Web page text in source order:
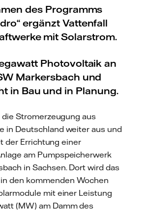
des Programms
ergänzt Vattenfall
mit Solarstrom.
Photovoltaik an
Markersbach und
in Bau und in Planung.
Stromerzeugung aus
in Deutschland weiter aus und
der Errichtung einer
am Pumpspeicherwerk
in Sachsen. Dort wird das
den kommenden Wochen
mit einer Leistung
(MW) am Damm des